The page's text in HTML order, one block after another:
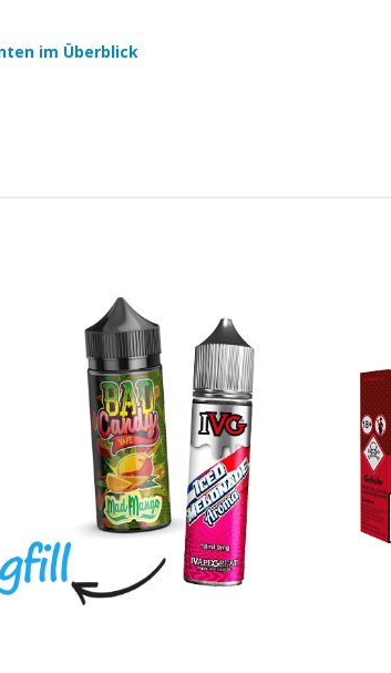
im Überblick